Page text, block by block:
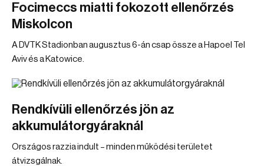
Focimeccs miatti fokozott ellenőrzés
Miskolcon
A DVTK Stadionban augusztus 6-án csap össze a Hapoel Tel
Aviv és a Katowice.
Rendkívüli ellenőrzés jön az
akkumulátorgyáraknál
Országos razzia indult – minden működési területet
átvizsgálnak.